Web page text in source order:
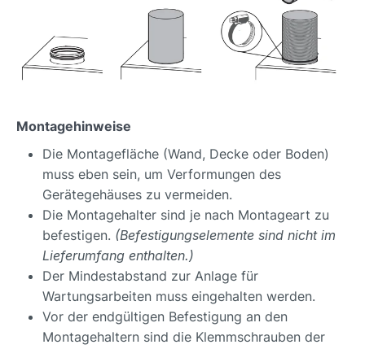
Montagehinweise
Die Montagefläche (Wand, Decke oder Boden)
muss eben sein, um Verformungen des
Gerätegehäuses zu vermeiden.
Die Montagehalter sind je nach Montageart zu
befestigen. (Befestigungselemente sind nicht im
Lieferumfang enthalten.)
Der Mindestabstand zur Anlage für
Wartungsarbeiten muss eingehalten werden.
Vor der endgültigen Befestigung an den
Montagehaltern sind die Klemmschrauben der